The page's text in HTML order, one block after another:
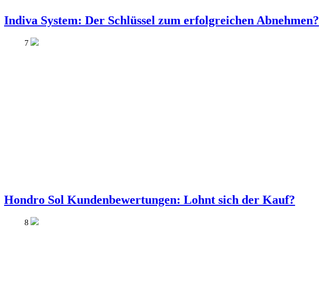
Indiva System: Der Schlüssel zum erfolgreichen Abnehmen?
7
Hondro Sol Kundenbewertungen: Lohnt sich der Kauf?
8